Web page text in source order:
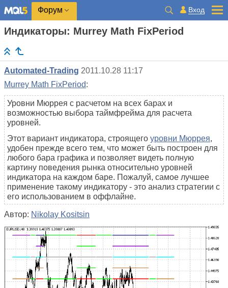
Форум Вход
Индикаторы: Murrey Math FixPeriod
Automated-Trading 2011.10.28 11:17
Murrey Math FixPeriod:
Уровни Мюррея с расчетом на всех барах и
возможностью выбора таймфрейма для расчета
уровней.
Этот вариант индикатора, строящего уровни Мюррея,
удобен прежде всего тем, что может быть построен для
любого бара графика и позволяет видеть полную
картину поведения рынка относительно уровней
индикатора на каждом баре. Пожалуй, самое лучшее
применение такому индикатору - это анализ стратегии с
его использованием в оффлайне.
Автор: Nikolay Kositsin